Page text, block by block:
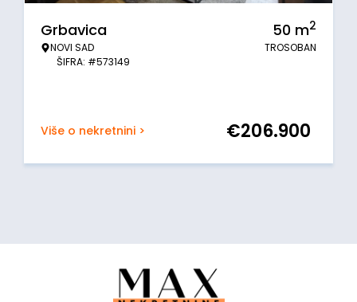
Grbavica
NOVI SAD
ŠIFRA: #573149
50 m2
TROSOBAN
Više o nekretnini > €206.900